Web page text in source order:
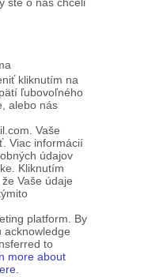
kliknutím na
ľubovoľného
alebo nás
Vaše
Viac informácií
údajov
Kliknutím
Vaše údaje
platform. By
acknowledge
to
more about